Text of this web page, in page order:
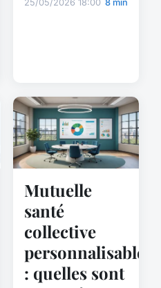
25/05/2026 18:00 8 min
Mutuelle
santé
collective
personnalisable
: quelles sont